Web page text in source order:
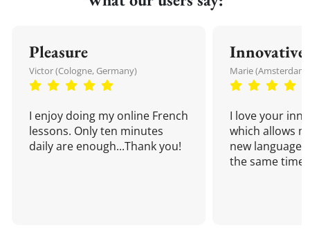
Pleasure
Victor (Cologne, Germany)
I enjoy doing my online French
lessons. Only ten minutes
daily are enough...Thank you!
Innovative
Marie
I love your
which allows
new language
the same time!